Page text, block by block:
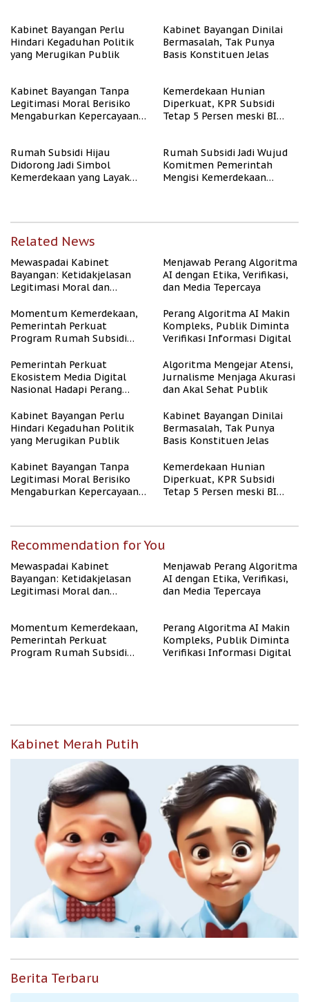
Kabinet Bayangan Perlu
Hindari Kegaduhan Politik
yang Merugikan Publik
Kabinet Bayangan Dinilai
Bermasalah, Tak Punya
Basis Konstituen Jelas
Kabinet Bayangan Tanpa
Legitimasi Moral Berisiko
Mengaburkan Kepercayaan
Kemerdekaan Hunian
Diperkuat, KPR Subsidi
Tetap 5 Persen meski BI
Rumah Subsidi Hijau
Didorong Jadi Simbol
Kemerdekaan yang Layak
Rumah Subsidi Jadi Wujud
Komitmen Pemerintah
Mengisi Kemerdekaan
Related News
Mewaspadai Kabinet
Bayangan: Ketidakjelasan
Legitimasi Moral dan
Menjawab Perang Algoritma
AI dengan Etika, Verifikasi,
dan Media Tepercaya
Momentum Kemerdekaan,
Pemerintah Perkuat
Program Rumah Subsidi
Berpenghasilan Rendah
Perang Algoritma AI Makin
Kompleks, Publik Diminta
Verifikasi Informasi Digital
Pemerintah Perkuat
Ekosistem Media Digital
Nasional Hadapi Perang
Algoritma Mengejar Atensi,
Jurnalisme Menjaga Akurasi
dan Akal Sehat Publik
Kabinet Bayangan Perlu
Hindari Kegaduhan Politik
yang Merugikan Publik
Kabinet Bayangan Dinilai
Bermasalah, Tak Punya
Basis Konstituen Jelas
Kabinet Bayangan Tanpa
Legitimasi Moral Berisiko
Mengaburkan Kepercayaan
Kemerdekaan Hunian
Diperkuat, KPR Subsidi
Tetap 5 Persen meski BI
Recommendation for You
Mewaspadai Kabinet
Bayangan: Ketidakjelasan
Legitimasi Moral dan
Menjawab Perang Algoritma
AI dengan Etika, Verifikasi,
dan Media Tepercaya
Momentum Kemerdekaan,
Pemerintah Perkuat
Program Rumah Subsidi
Perang Algoritma AI Makin
Kompleks, Publik Diminta
Verifikasi Informasi Digital
Kabinet Merah Putih
Berita Terbaru